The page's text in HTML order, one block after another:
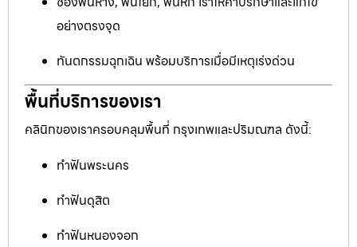
อย่างตรงจุด
ทันตกรรมฉุกเฉิน พร้อมบริการเมื่อมีเหตุเร่งด่วน
พื้นที่บริการของเรา
คลินิกของเราครอบคลุมพื้นที่ กรุงเทพและปริมณฑล ดังนี้:
ทำฟันพระนคร
ทำฟันดุสิต
ทำฟันหนองจอก